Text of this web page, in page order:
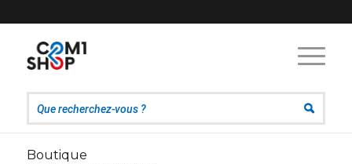
Boutique